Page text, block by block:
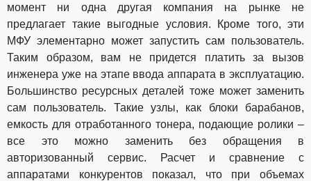
момент ни одна другая компания на рынке не
предлагает такие выгодные условия. Кроме того, эти
МФУ элементарно может запустить сам пользователь.
Таким образом, вам не придется платить за вызов
инженера уже на этапе ввода аппарата в эксплуатацию.
Большинство ресурсных деталей тоже может заменить
сам пользователь. Такие узлы, как блоки барабанов,
емкость для отработанного тонера, подающие ролики –
все это можно заменить без обращения в
авторизованный сервис. Расчет и сравнение с
аппаратами конкурентов показал, что при объемах